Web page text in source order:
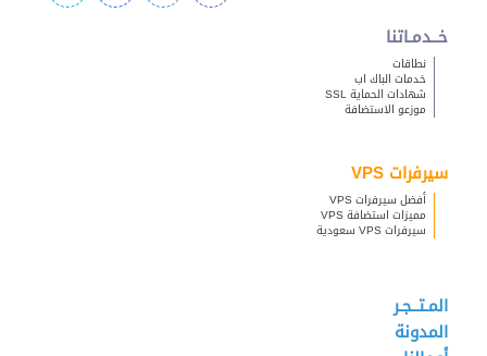
خــدمـاتنا
نطاقات
خدمات الباك اب
شهادات الحماية SSL
موزعو الاستضافة
سيرفرات VPS
أفضل سيرفرات VPS
مميزات استضافة VPS
سيرفرات VPS سعودية
المـتــجـر
المدونة